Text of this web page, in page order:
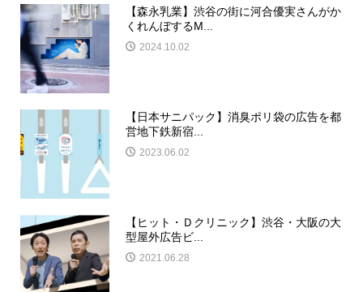
【森永乳業】渋谷の街に河合優実さんがか
くれんぼするM...
2024.10.02
【日本サニパック】消臭ポリ袋の広告を都
営地下鉄新宿...
2023.06.02
【ヒット・Ｄクリニック】渋谷・大阪の大
型屋外広告ビ...
2021.06.28